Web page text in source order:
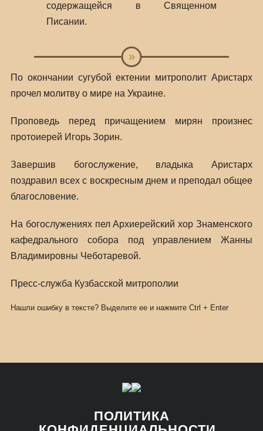
содержащейся в Священном
Писании.
По окончании сугубой ектении митрополит Аристарх
прочел молитву о мире на Украине.
Проповедь перед причащением мирян произнес
протоиерей Игорь Зорин.
Завершив богослужение, владыка Аристарх
поздравил всех с воскресным днем и преподал общее
благословение.
На богослужениях пел Архиерейский хор Знаменского
кафедрального собора под управлением Жанны
Владимировны Чеботаревой.
Пресс-служба Кузбасской митрополии
Нашли ошибку в тексте? Выделите ее и нажмите Ctrl + Enter
ПОЛИТИКА